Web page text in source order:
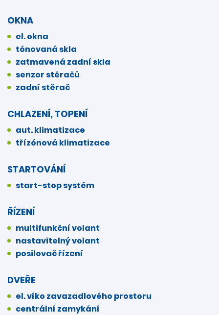
OKNA
el. okna
tónovaná skla
zatmavená zadní skla
senzor stěračů
zadní stěrač
CHLAZENÍ, TOPENÍ
aut. klimatizace
třízónová klimatizace
STARTOVÁNÍ
start-stop systém
ŘÍZENÍ
multifunkční volant
nastavitelný volant
posilovač řízení
DVEŘE
el. víko zavazadlového prostoru
centrální zamykání